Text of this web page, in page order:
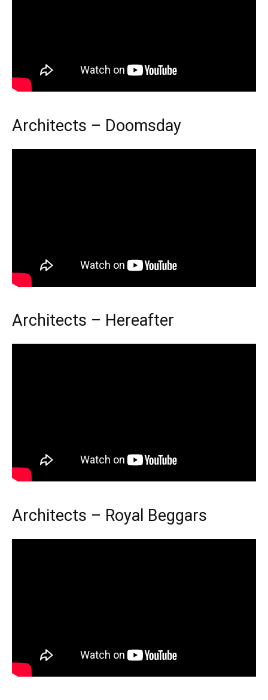
Architects – Doomsday
Architects – Hereafter
Architects – Royal Beggars